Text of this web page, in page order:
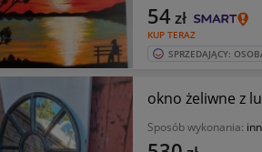
KUP TERAZ
54 zł
SPRZEDAJĄCY:
okno żeliwne z
Sposób wykonania: